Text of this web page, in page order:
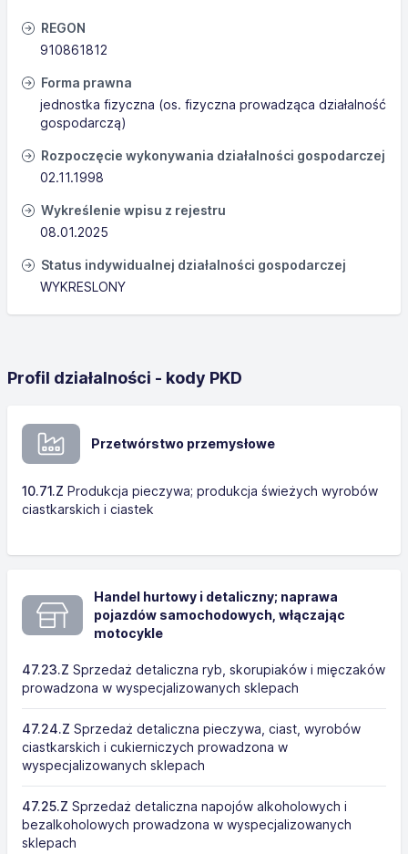
REGON
910861812
Forma prawna
jednostka fizyczna (os. fizyczna prowadząca działalność
gospodarczą)
Rozpoczęcie wykonywania działalności gospodarczej
02.11.1998
Wykreślenie wpisu z rejestru
08.01.2025
Status indywidualnej działalności gospodarczej
WYKRESLONY
Profil działalności - kody PKD
Przetwórstwo przemysłowe
10.71.Z Produkcja pieczywa; produkcja świeżych wyrobów
ciastkarskich i ciastek
Handel hurtowy i detaliczny; naprawa
pojazdów samochodowych, włączając
motocykle
47.23.Z Sprzedaż detaliczna ryb, skorupiaków i mięczaków
prowadzona w wyspecjalizowanych sklepach
47.24.Z Sprzedaż detaliczna pieczywa, ciast, wyrobów
ciastkarskich i cukierniczych prowadzona w
wyspecjalizowanych sklepach
47.25.Z Sprzedaż detaliczna napojów alkoholowych i
bezalkoholowych prowadzona w wyspecjalizowanych
sklepach